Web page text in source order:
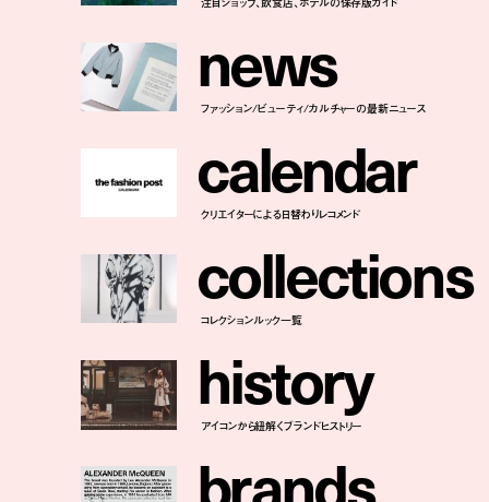
news
ファッション/ビューティ/カルチャーの最新ニュース
calendar
クリエイターによる日替わりレコメンド
collections
コレクションルック一覧
history
アイコンから紐解くブランドヒストリー